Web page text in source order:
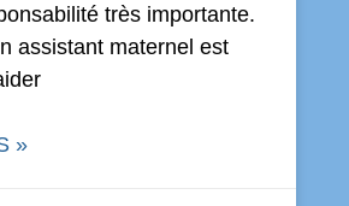
très importante.
assistant maternel est
»